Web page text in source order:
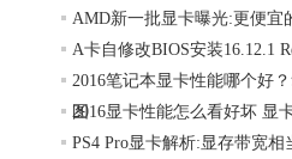
AMD新一批显卡曝光:更便宜
A卡自修改BIOS安装16.12.1
2016笔记本显卡性能哪个好
图
2016显卡性能怎么看好坏 显
PS4 Pro显卡解析:显存带宽相